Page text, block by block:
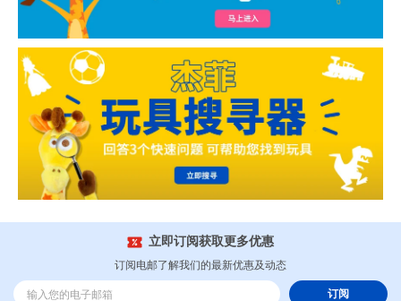
立即订阅获取更多优惠
订阅电邮了解我们的最新优惠及动态
订阅